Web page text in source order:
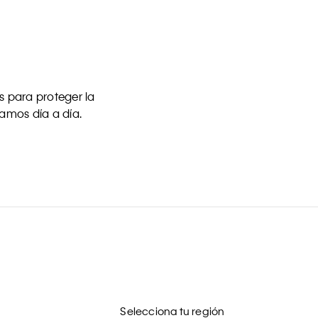
para proteger la
día a día.
Selecciona tu región